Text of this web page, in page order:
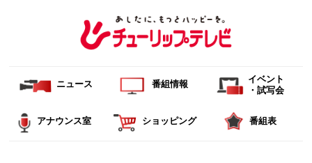
ニュース 番組情報
イベント
・試写会
アナウンス室 ショッピング 番組表